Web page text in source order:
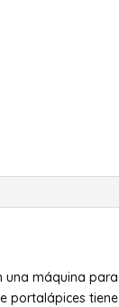
una máquina
portalápices